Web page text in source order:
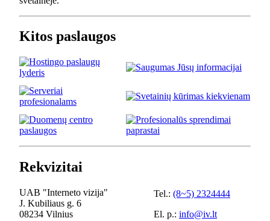
Kitos paslaugos
Rekvizitai
UAB "Interneto vizija"
J. Kubiliaus g. 6
08234 Vilnius
Tel.: (8~5) 2324444
El. p.: info@iv.lt